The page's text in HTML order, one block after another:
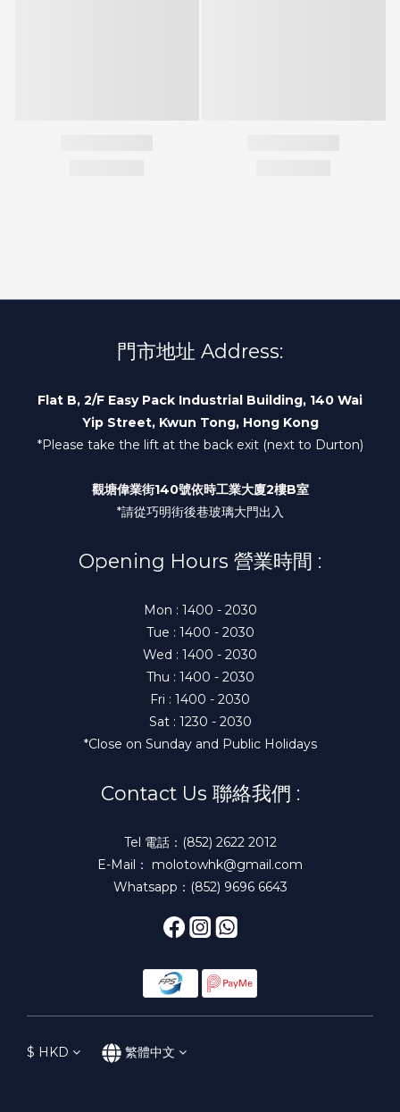
門市地址 Address:
Flat B, 2/F Easy Pack Industrial Building, 140 Wai
Yip Street, Kwun Tong, Hong Kong
*Please take the lift at the back exit (next to Durton)
觀塘偉業街140號依時工業大廈2樓B室
*請從巧明街後巷玻璃大門出入
Opening Hours 營業時間 :
Mon : 1400 - 2030
Tue : 1400 - 2030
Wed : 1400 - 2030
Thu : 1400 - 2030
Fri : 1400 - 2030
Sat : 1230 - 2030
*Close on Sunday and Public Holidays
Contact Us 聯絡我們 :
Tel 電話：(852) 2622 2012
E-Mail： molotowhk@gmail.com
Whatsapp：(852) 9696 6643
$ HKD 繁體中文